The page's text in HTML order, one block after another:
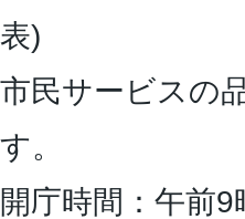
表)
市民サービスの
す。
開庁時間：午前